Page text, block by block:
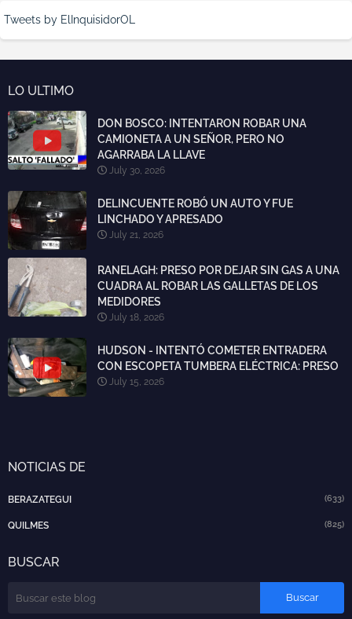
Tweets by ElInquisidorOL
LO ULTIMO
DON BOSCO: INTENTARON ROBAR UNA
CAMIONETA A UN SEÑOR, PERO NO
AGARRABA LA LLAVE
July 30, 2026
DELINCUENTE ROBÓ UN AUTO Y FUE
LINCHADO Y APRESADO
July 21, 2026
RANELAGH: PRESO POR DEJAR SIN GAS A UNA
CUADRA AL ROBAR LAS GALLETAS DE LOS
MEDIDORES
July 18, 2026
HUDSON - INTENTÓ COMETER ENTRADERA
CON ESCOPETA TUMBERA ELÉCTRICA: PRESO
July 15, 2026
NOTICIAS DE
BERAZATEGUI (633)
QUILMES (825)
BUSCAR